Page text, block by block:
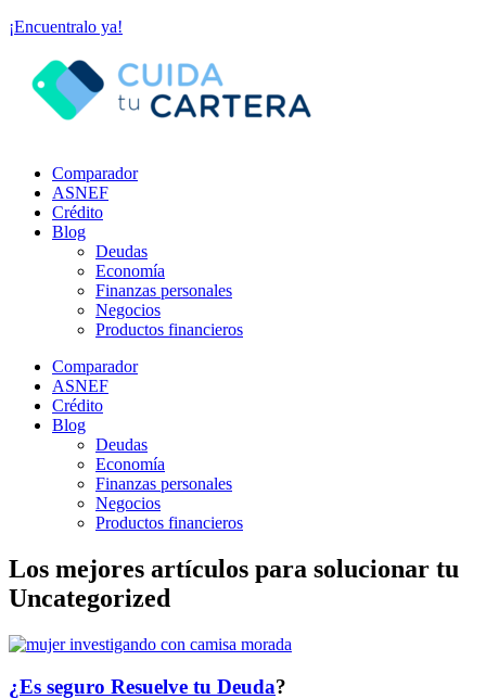
¡Encuentralo ya!
Comparador
ASNEF
Crédito
Blog
Deudas
Economía
Finanzas personales
Negocios
Productos financieros
Comparador
ASNEF
Crédito
Blog
Deudas
Economía
Finanzas personales
Negocios
Productos financieros
Los mejores artículos para solucionar tu
Uncategorized
¿Es seguro Resuelve tu Deuda?